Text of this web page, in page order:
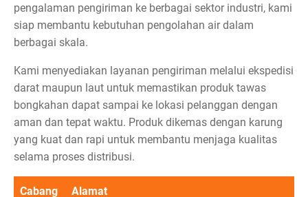
pengalaman pengiriman ke berbagai sektor industri, kami
siap membantu kebutuhan pengolahan air dalam
berbagai skala.
Kami menyediakan layanan pengiriman melalui ekspedisi
darat maupun laut untuk memastikan produk tawas
bongkahan dapat sampai ke lokasi pelanggan dengan
aman dan tepat waktu. Produk dikemas dengan karung
yang kuat dan rapi untuk membantu menjaga kualitas
selama proses distribusi.
Cabang Alamat